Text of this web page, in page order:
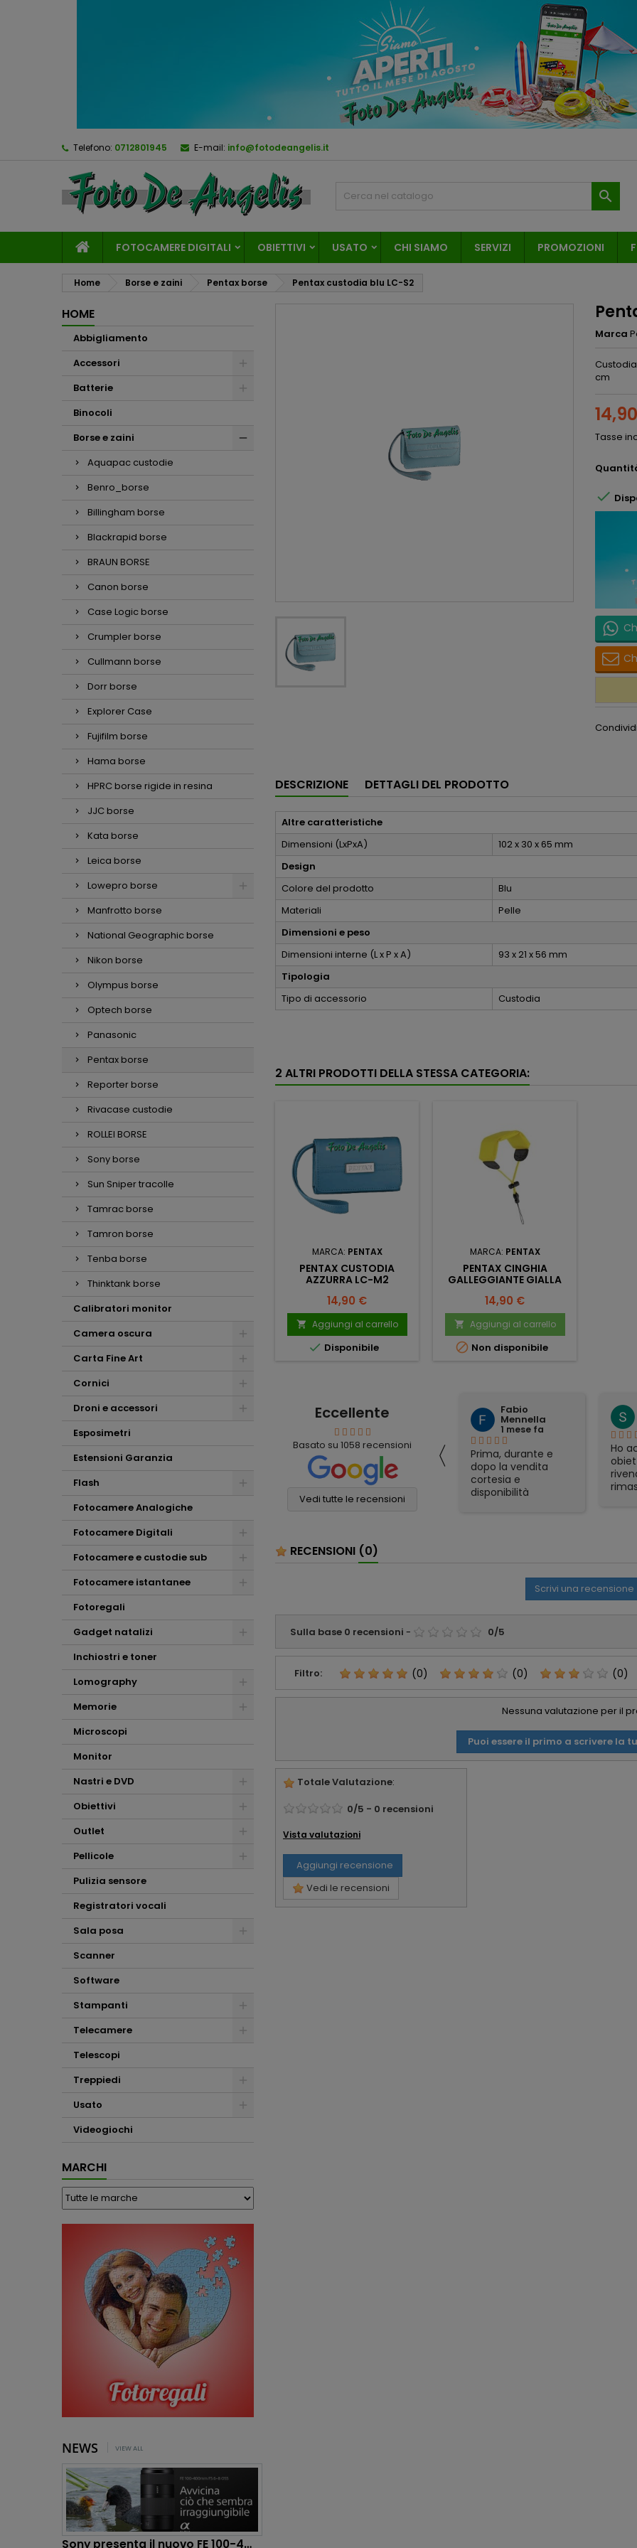
Telefono: 0712801945 E-mail: info@fotodeangelis.it

FOTOCAMERE DIGITALI OBIETTIVI USATO CHI SIAMO SERVIZI PROMOZIONI
Home Borse e zaini Pentax borse Pentax custodia blu LC-S2
HOME
Abbigliamento
Accessori
Batterie
Binocoli
Borse e zaini
Aquapac custodie
Benro_borse
Billingham borse
Blackrapid borse
BRAUN BORSE
Canon borse
Case Logic borse
Crumpler borse
Cullmann borse
Dorr borse
Explorer Case
Fujifilm borse
Hama borse
HPRC borse rigide in resina
JJC borse
Kata borse
Leica borse
Lowepro borse
Manfrotto borse
National Geographic borse
Nikon borse
Olympus borse
Optech borse
Panasonic
Pentax borse
Reporter borse
Rivacase custodie
ROLLEI BORSE
Sony borse
Sun Sniper tracolle
Tamrac borse
Tamron borse
Tenba borse
Thinktank borse
Calibratori monitor
Camera oscura
Carta Fine Art
Cornici
Droni e accessori
Esposimetri
Estensioni Garanzia
Flash
Fotocamere Analogiche
Fotocamere Digitali
Fotocamere e custodie sub
Fotocamere istantanee
Fotoregali
Gadget natalizi
Inchiostri e toner
Lomography
Memorie
Microscopi
Monitor
Nastri e DVD
Obiettivi
Outlet
Pellicole
Pulizia sensore
Registratori vocali
Sala posa
Scanner
Software
Stampanti
Telecamere
Telescopi
Treppiedi
Usato
Videogiochi
MARCHI
NEWS VIEW ALL
Sony presenta il nuovo FE 100-400mm F5.6-8 OSS:...
Marca
cm
Tasse

DESCRIZIONE DETTAGLI DEL PRODOTTO
Altre caratteristiche
Dimensioni (LxPxA)
102 x 30 x 65 mm
Design
Colore del prodotto
Blu
Materiali
Pelle
Dimensioni e peso
Dimensioni interne (L x P x A)
93 x 21 x 56 mm
Tipologia
Tipo di accessorio
Custodia
2 ALTRI PRODOTTI DELLA STESSA CATEGORIA:
MARCA: PENTAX
PENTAX CUSTODIA
AZZURRA LC-M2
Prezzo
14,90 €
 Aggiungi al carrello
 Disponibile
MARCA: PENTAX
PENTAX CINGHIA
GALLEGGIANTE GIALLA
Prezzo
14,90 €
 Aggiungi al carrello
 Non disponibile
Eccellente
Basato su1058 recensioni
Vedi tutte le recensioni
〈
Mario Massini
apprezzato la
valutazione del mio
l'acquisto della
nuova fotocamera
(con i relativi pregi e
difetti) . Mi ritengo
sinceramente
soddisfatto e
tutelato dalla
consulenza che mi
avete offerto.
Affabilità e
professionalità ...
che altro !!!
Mauro
perfetto! Non vedo
pretendere di più,
mauro simeoli
1 mese fa
Ho acquistato per
corrispondenza un
binocolo Nikon. Il
prezzo era il più
conveniente online
perfetto
Fabio
Mennella
1 mese fa
Prima, durante e
dopo la vendita
cortesia e
disponibilità
Ho
RECENSIONI (0)
Scrivi una recensione
Sulla base 0 recensioni - 0/5
Filtro: (0) (0) (0)
Nessuna valutazione per il
Puoi essere il primo a scrivere la
Totale Valutazione:
0/5 - 0 recensioni
Vista valutazioni
Aggiungi recensione
Vedi le recensioni